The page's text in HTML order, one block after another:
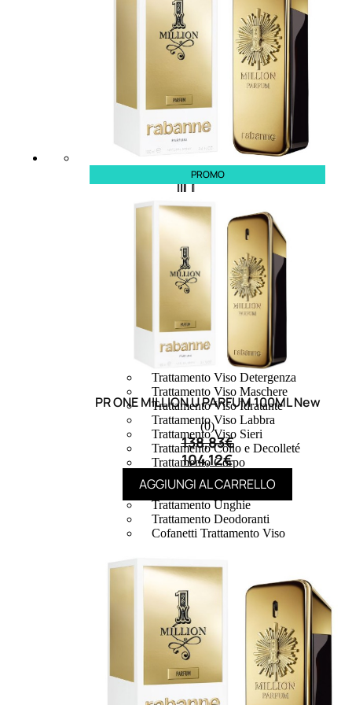
speciali
Solvente
Trattamenti
Cofanetti
unghie
TRATTAMENTI
Trattamento Viso Antieta
Trattamento Viso Giorno
Trattamento Viso Notte
Trattamento Viso 24 Ore
Trattamento Viso Bb E Cc
Cream
Trattamento Viso Occhi
Trattamento Viso Detergenza
Trattamento Viso Maschere
Trattamento Viso Idratante
Trattamento Viso Labbra
Trattamento Viso Sieri
Trattamento Collo e Decolleté
Trattamento Corpo
Trattamento Anticellulite
Trattamento Mani e Piedi
Trattamento Unghie
Trattamento Deodoranti
Cofanetti Trattamento Viso
Viso
Trattamento
Trattamento
PROMO
PR ONE MILLION U PARFUM 100ML New
(0)
138,83€
104,12€
AGGIUNGI AL CARRELLO